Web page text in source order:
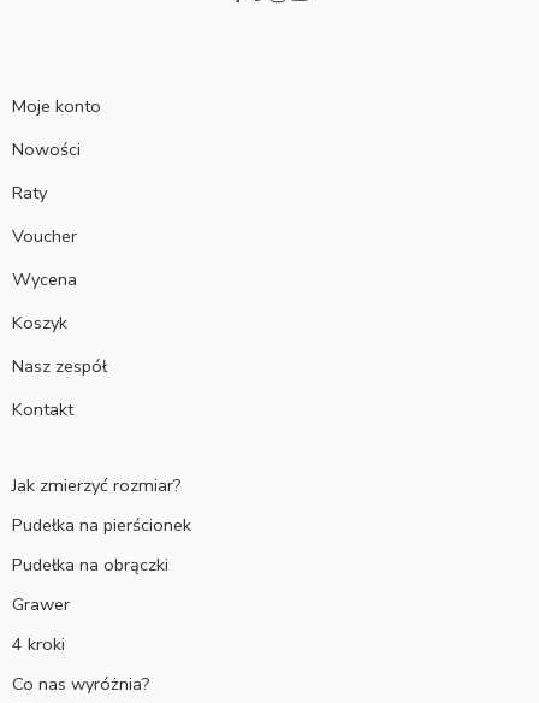
Moje konto
Nowości
Raty
Voucher
Wycena
Koszyk
Nasz zespół
Kontakt
Jak zmierzyć rozmiar?
Pudełka na pierścionek
Pudełka na obrączki
Grawer
4 kroki
Co nas wyróżnia?